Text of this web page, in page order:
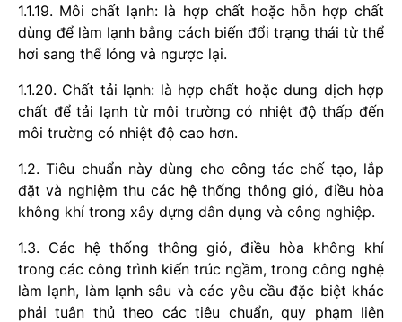
1.1.19. Môi chất lạnh: là hợp chất hoặc hỗn hợp chất
dùng để làm lạnh bằng cách biến đổi trạng thái từ thể
hơi sang thể lỏng và ngược lại.
1.1.20. Chất tải lạnh: là hợp chất hoặc dung dịch hợp
chất để tải lạnh từ môi trường có nhiệt độ thấp đến
môi trường có nhiệt độ cao hơn.
1.2. Tiêu chuẩn này dùng cho công tác chế tạo, lắp
đặt và nghiệm thu các hệ thống thông gió, điều hòa
không khí trong xây dựng dân dụng và công nghiệp.
1.3. Các hệ thống thông gió, điều hòa không khí
trong các công trình kiến trúc ngầm, trong công nghệ
làm lạnh, làm lạnh sâu và các yêu cầu đặc biệt khác
phải tuân thủ theo các tiêu chuẩn, quy phạm liên